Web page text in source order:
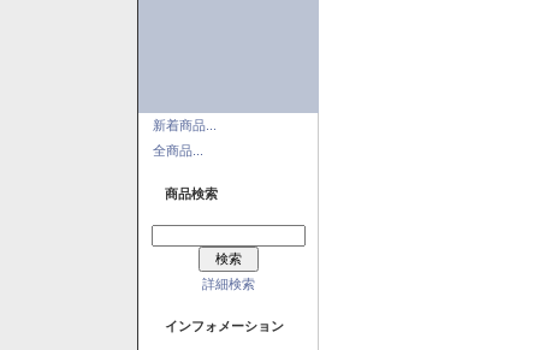
新着商品...
全商品...
商品検索
詳細検索
インフォメーション